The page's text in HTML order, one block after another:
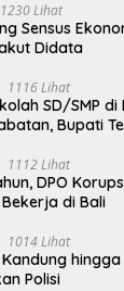
1230 Lihat
Sensus
Didata
1116 Lihat
SD/SMP di
Bupati
1112 Lihat
DPO
di Bali
1014 Lihat
hingga
Polisi